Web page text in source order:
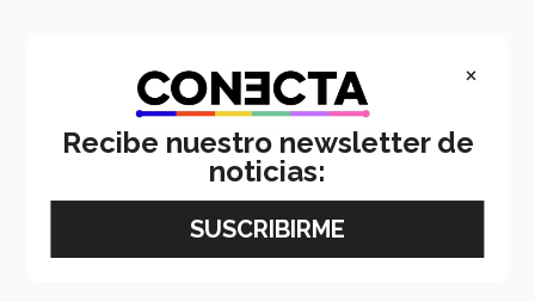
×
Recibe nuestro newsletter de
noticias: